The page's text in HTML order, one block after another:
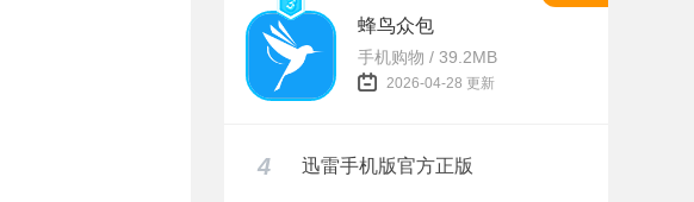
蜂鸟众包
手机购物 / 39.2MB
2026-04-28 更新
4 迅雷手机版官方正版